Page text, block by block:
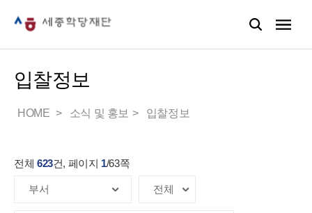
입찰정보
HOME 소식 및 홍보 입찰정보
전체 623건, 페이지 1/63쪽